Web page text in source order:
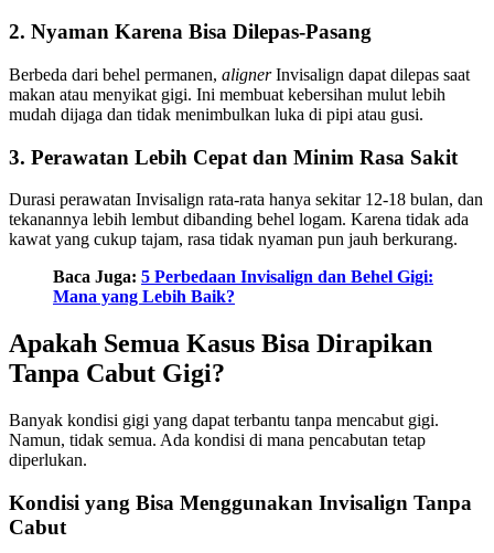
2. Nyaman Karena Bisa Dilepas-Pasang
Berbeda dari behel permanen, alignerInvisalign dapat dilepas saat
makan atau menyikat gigi. Ini membuat kebersihan mulut lebih
mudah dijaga dan tidak menimbulkan luka di pipi atau gusi.
3. Perawatan Lebih Cepat dan Minim Rasa Sakit
Durasi perawatan Invisalign rata-rata hanya sekitar 12-18 bulan, dan
tekanannya lebih lembut dibanding behel logam. Karena tidak ada
kawat yang cukup tajam, rasa tidak nyaman pun jauh berkurang.
Baca Juga: 5 Perbedaan Invisalign dan Behel Gigi:
Mana yang Lebih Baik?
Apakah Semua Kasus Bisa Dirapikan
Tanpa Cabut Gigi?
Banyak kondisi gigi yang dapat terbantu tanpa mencabut gigi.
Namun, tidak semua. Ada kondisi di mana pencabutan tetap
diperlukan.
Kondisi yang Bisa Menggunakan Invisalign Tanpa
Cabut